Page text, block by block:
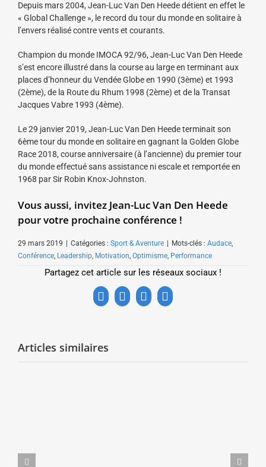
Depuis mars 2004, Jean-Luc Van Den Heede détient en effet le
« Global Challenge », le record du tour du monde en solitaire à
l’envers réalisé contre vents et courants.
Champion du monde IMOCA 92/96, Jean-Luc Van Den Heede
s’est encore illustré dans la course au large en terminant aux
places d’honneur du Vendée Globe en 1990 (3ème) et 1993
(2ème), de la Route du Rhum 1998 (2ème) et de la Transat
Jacques Vabre 1993 (4ème).
Le 29 janvier 2019, Jean-Luc Van Den Heede terminait son
6ème tour du monde en solitaire en gagnant la Golden Globe
Race 2018, course anniversaire (à l’ancienne) du premier tour
du monde effectué sans assistance ni escale et remportée en
1968 par Sir Robin Knox-Johnston.
Vous aussi, invitez Jean-Luc Van Den Heede
pour votre prochaine conférence !
29 mars 2019 Catégories : Sport & Aventure Mots-clés : Audace,
Conférence, Leadership, Motivation, Optimisme, Performance
Partagez cet article sur les réseaux sociaux !
Facebook
X LinkedIn
Email
Articles similaires